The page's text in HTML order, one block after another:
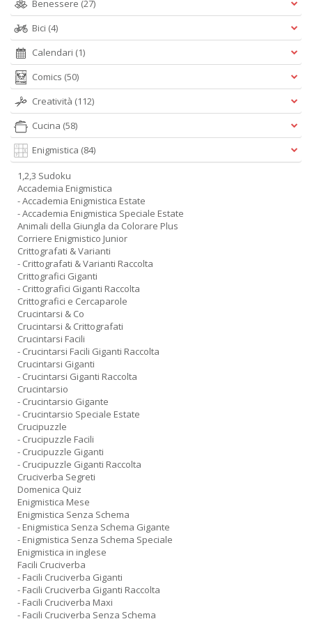
Benessere (27)
Bici (4)
Calendari (1)
Comics (50)
Creatività (112)
Cucina (58)
Enigmistica (84)
1,2,3 Sudoku
Accademia Enigmistica
- Accademia Enigmistica Estate
- Accademia Enigmistica Speciale Estate
Animali della Giungla da Colorare Plus
Corriere Enigmistico Junior
Crittografati & Varianti
- Crittografati & Varianti Raccolta
Crittografici Giganti
- Crittografici Giganti Raccolta
Crittografici e Cercaparole
Crucintarsi & Co
Crucintarsi & Crittografati
Crucintarsi Facili
- Crucintarsi Facili Giganti Raccolta
Crucintarsi Giganti
- Crucintarsi Giganti Raccolta
Crucintarsio
- Crucintarsio Gigante
- Crucintarsio Speciale Estate
Crucipuzzle
- Crucipuzzle Facili
- Crucipuzzle Giganti
- Crucipuzzle Giganti Raccolta
Cruciverba Segreti
Domenica Quiz
Enigmistica Mese
Enigmistica Senza Schema
- Enigmistica Senza Schema Gigante
- Enigmistica Senza Schema Speciale
Enigmistica in inglese
Facili Cruciverba
- Facili Cruciverba Giganti
- Facili Cruciverba Giganti Raccolta
- Facili Cruciverba Maxi
- Facili Cruciverba Senza Schema